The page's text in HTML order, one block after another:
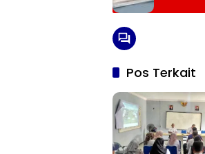
Pos Terkait